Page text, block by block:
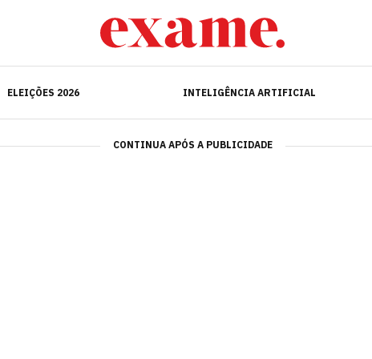
ELEIÇÕES 2026 INTELIGÊNCIA ARTIFICIAL
INTELIGÊNCIA ARTIFICIAL
CONTINUA APÓS A PUBLICIDADE